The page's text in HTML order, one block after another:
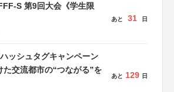
S 第9回大会《学生限
あと 31 日
ッシュタグキャンペーン
た交流都市の“つながる”を
あと 129 日